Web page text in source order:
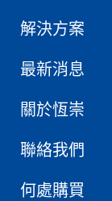
解決方案
最新消息
關於恆崇
聯絡我們
何處購買